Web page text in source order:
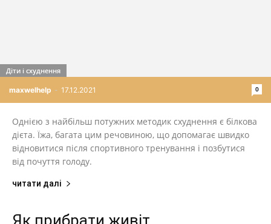
maxwelhelp - 17.12.2021 0
Діти і схуднення
Однією з найбільш потужних методик схуднення є білкова
дієта. Їжа, багата цим речовиною, що допомагає швидко
відновитися після спортивного тренування і позбутися
від почуття голоду.
читати далі
Як прибрати живіт